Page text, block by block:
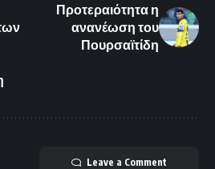
Προτεραιότητα η
ανανέωση του
Πουρσαϊτίδη
Leave a Comment